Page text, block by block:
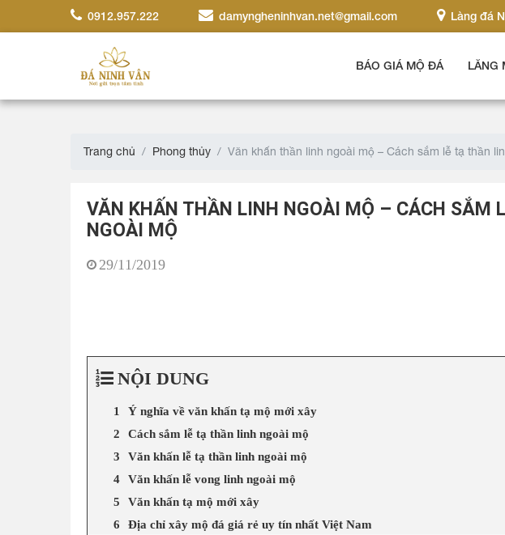
0912.957.222 damyngheninhvan.net@gmail.com Làng đá
BÁO GIÁ MỘ ĐÁ LĂNG
Trang chủ Phong thủy Văn khấn thần linh ngoài mộ – Cách sắm lễ tạ thần
VĂN KHẤN THẦN LINH NGOÀI MỘ – CÁCH SẮM
NGOÀI MỘ
29/11/2019
NỘI DUNG
Ý nghĩa về văn khấn tạ mộ mới xây
Cách sắm lễ tạ thần linh ngoài mộ
Văn khấn lễ tạ thần linh ngoài mộ
Văn khấn lễ vong linh ngoài mộ
Văn khấn tạ mộ mới xây
Địa chỉ xây mộ đá giá rẻ uy tín nhất Việt Nam